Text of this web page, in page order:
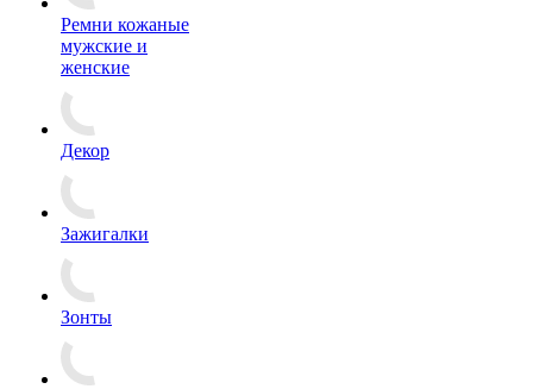
Ремни кожаные
мужские и
женские
Декор
Зажигалки
Зонты